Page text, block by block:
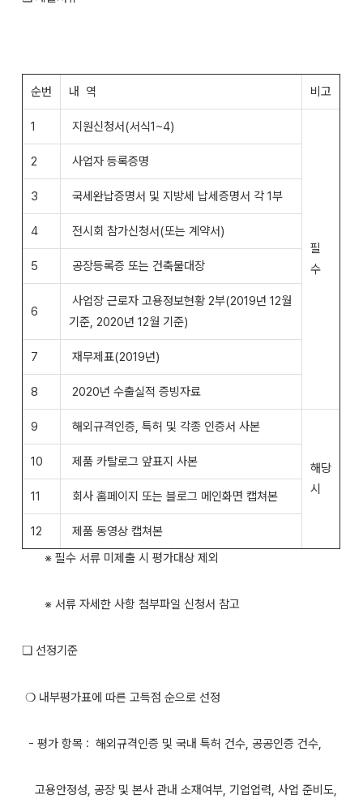
순번 내 역 비고
1 지원신청서(서식1~4)
필
수
2 사업자 등록증명
3 국세완납증명서 및 지방세 납세증명서 각 1부
4 전시회 참가신청서(또는 계약서)
5 공장등록증 또는 건축물대장
6
사업장 근로자 고용정보현황 2부(2019년 12월
기준, 2020년 12월 기준)
7 재무제표(2019년)
8 2020년 수출실적 증빙자료
9 해외규격인증, 특허 및 각종 인증서 사본
해당
시
10 제품 카탈로그 앞표지 사본
11 회사 홈페이지 또는 블로그 메인화면 캡쳐본
12
제품 동영상 캡쳐본
※ 필수 서류 미제출 시 평가대상 제외
※ 서류 자세한 사항 첨부파일 신청서 참고
❏ 선정기준
❍ 내부평가표에 따른 고득점 순으로 선정
- 평가 항목 : 해외규격인증 및 국내 특허 건수, 공공인증 건수,
고용안정성, 공장 및 본사 관내 소재여부, 기업업력, 사업 준비도,